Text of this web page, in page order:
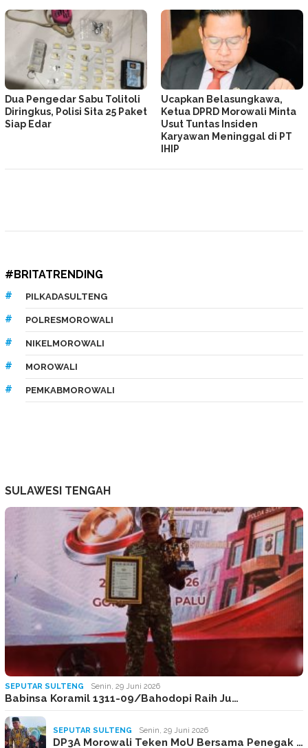
Dua Pengedar Sabu Tolitoli
Diringkus, Polisi Sita 25 Paket
Siap Edar
Ucapkan Belasungkawa,
Ketua DPRD Morowali Minta
Usut Tuntas Insiden
Karyawan Meninggal di PT
IHIP
#BRITATRENDING
PILKADASULTENG
POLRESMOROWALI
NIKELMOROWALI
MOROWALI
PEMKABMOROWALI
SULAWESI TENGAH
SEPUTAR SULTENG Senin, 29 Juni 2026
Babinsa Koramil 1311-09/Bahodopi Raih Ju…
SEPUTAR SULTENG Senin, 29 Juni 2026
DP3A Morowali Teken MoU Bersama Penegak …